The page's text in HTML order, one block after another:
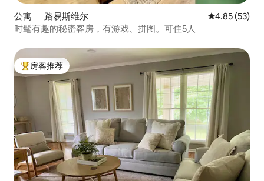
公寓 ｜ 路易斯维尔 平均评分
4.85 (53)
时髦有趣的秘密客房，有游戏、拼图。可住5人
热门「房客推荐」
房客推荐